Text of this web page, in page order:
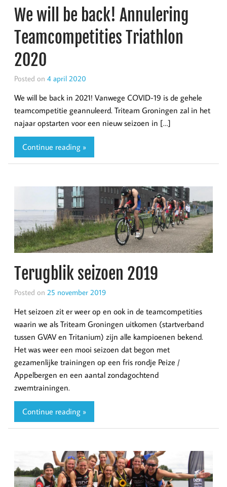
We will be back! Annulering
Teamcompetities Triathlon
2020
Posted on 4 april 2020
We will be back in 2021! Vanwege COVID-19 is de gehele
teamcompetitie geannuleerd. Triteam Groningen zal in het
najaar opstarten voor een nieuw seizoen in […]
Continue reading »
Terugblik seizoen 2019
Posted on 25 november 2019
Het seizoen zit er weer op en ook in de teamcompetities
waarin we als Triteam Groningen uitkomen (startverband
tussen GVAV en Tritanium) zijn alle kampioenen bekend.
Het was weer een mooi seizoen dat begon met
gezamenlijke trainingen op een fris rondje Peize /
Appelbergen en een aantal zondagochtend
zwemtrainingen.
Continue reading »